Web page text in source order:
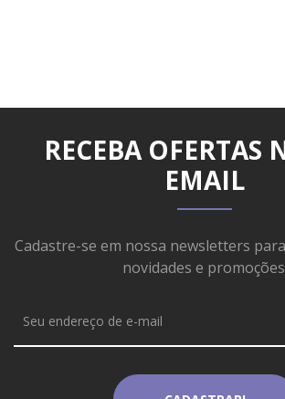
RECEBA OFERTAS
EMAIL
Cadastre-se em nossa newsletters
novidades e